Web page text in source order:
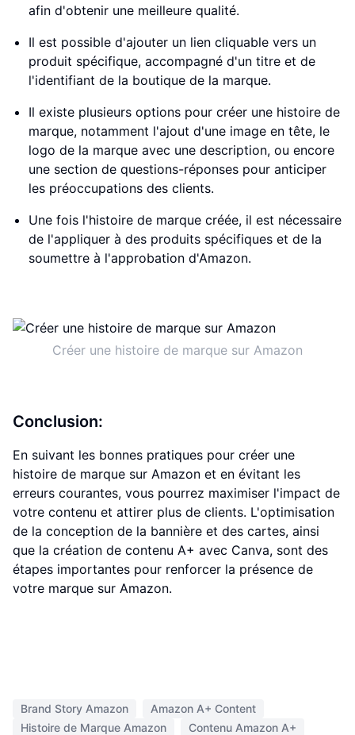
afin d'obtenir une meilleure qualité.
Il est possible d'ajouter un lien cliquable vers un
produit spécifique, accompagné d'un titre et de
l'identifiant de la boutique de la marque.
Il existe plusieurs options pour créer une histoire de
marque, notamment l'ajout d'une image en tête, le
logo de la marque avec une description, ou encore
une section de questions-réponses pour anticiper
les préoccupations des clients.
Une fois l'histoire de marque créée, il est nécessaire
de l'appliquer à des produits spécifiques et de la
soumettre à l'approbation d'Amazon.
Créer une histoire de marque sur Amazon
Conclusion:
En suivant les bonnes pratiques pour créer une
histoire de marque sur Amazon et en évitant les
erreurs courantes, vous pourrez maximiser l'impact de
votre contenu et attirer plus de clients. L'optimisation
de la conception de la bannière et des cartes, ainsi
que la création de contenu A+ avec Canva, sont des
étapes importantes pour renforcer la présence de
votre marque sur Amazon.
Brand Story Amazon
Amazon A+ Content
Histoire de Marque Amazon
Contenu Amazon A+